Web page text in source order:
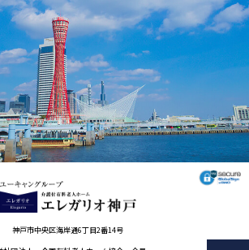
神戸市中央区海岸通6丁目2番14号